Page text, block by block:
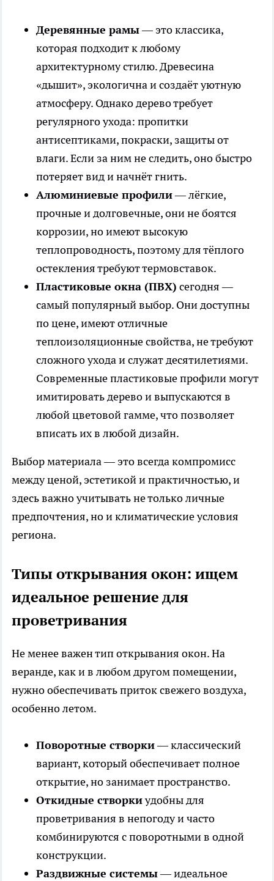
Деревянные рамы— это классика,
которая подходит к любому
архитектурному стилю. Древесина
«дышит», экологична и создаёт уютную
атмосферу. Однако дерево требует
регулярного ухода: пропитки
антисептиками, покраски, защиты от
влаги. Если за ним не следить, оно быстро
потеряет вид и начнёт гнить.
Алюминиевые профили— лёгкие,
прочные и долговечные, они не боятся
коррозии, но имеют высокую
теплопроводность, поэтому для тёплого
остекления требуют термовставок.
Пластиковые окна (ПВХ) сегодня —
самый популярный выбор. Они доступны
по цене, имеют отличные
теплоизоляционные свойства, не требуют
сложного ухода и служат десятилетиями.
Современные пластиковые профили могут
имитировать дерево и выпускаются в
любой цветовой гамме, что позволяет
вписать их в любой дизайн.
Выбор материала — это всегда компромисс
между ценой, эстетикой и практичностью, и
здесь важно учитывать не только личные
предпочтения, но и климатические условия
региона.
Типы открывания окон: ищем
идеальное решение для
проветривания
Не менее важен тип открывания окон. На
веранде, как и в любом другом помещении,
нужно обеспечивать приток свежего воздуха,
особенно летом.
Поворотные створки— классический
вариант, который обеспечивает полное
открытие, но занимает пространство.
Откидные створкиудобны для
проветривания в непогоду и часто
комбинируются с поворотными в одной
конструкции.
Раздвижные системы— идеальное